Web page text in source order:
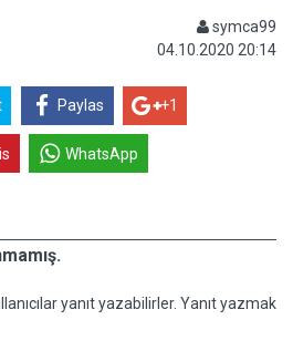
symca99
04.10.2020 20:14
Paylas +1
WhatsApp
yanıt yazabilirler. Yanıt yazmak